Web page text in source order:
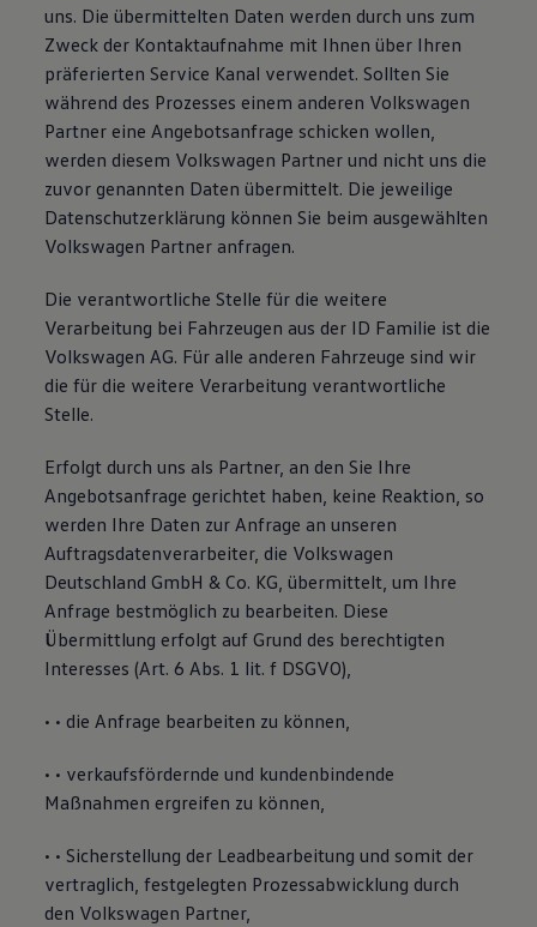
uns. Die übermittelten Daten werden durch uns zum
Zweck der Kontaktaufnahme mit Ihnen über Ihren
präferierten Service Kanal verwendet. Sollten Sie
während des Prozesses einem anderen Volkswagen
Partner eine Angebotsanfrage schicken wollen,
werden diesem Volkswagen Partner und nicht uns die
zuvor genannten Daten übermittelt. Die jeweilige
Datenschutzerklärung können Sie beim ausgewählten
Volkswagen Partner anfragen.
Die verantwortliche Stelle für die weitere
Verarbeitung bei Fahrzeugen aus der ID Familie ist die
Volkswagen AG. Für alle anderen Fahrzeuge sind wir
die für die weitere Verarbeitung verantwortliche
Stelle.
Erfolgt durch uns als Partner, an den Sie Ihre
Angebotsanfrage gerichtet haben, keine Reaktion, so
werden Ihre Daten zur Anfrage an unseren
Auftragsdatenverarbeiter, die Volkswagen
Deutschland GmbH & Co. KG, übermittelt, um Ihre
Anfrage bestmöglich zu bearbeiten. Diese
Übermittlung erfolgt auf Grund des berechtigten
Interesses (Art. 6 Abs. 1 lit. f DSGVO),
• • die Anfrage bearbeiten zu können,
• • verkaufsfördernde und kundenbindende
Maßnahmen ergreifen zu können,
• • Sicherstellung der Leadbearbeitung und somit der
vertraglich, festgelegten Prozessabwicklung durch
den Volkswagen Partner,